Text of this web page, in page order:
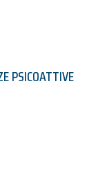
PSICOATTIVE